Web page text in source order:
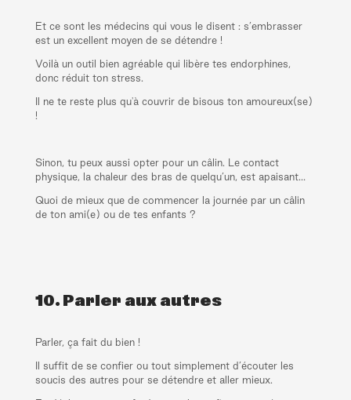
Et ce sont les médecins qui vous le disent : s’embrasser
est un excellent moyen de se détendre !
Voilà un outil bien agréable qui libère tes endorphines,
donc réduit ton stress.
Il ne te reste plus qu'à couvrir de bisous ton amoureux(se)
!
Sinon, tu peux aussi opter pour un câlin. Le contact
physique, la chaleur des bras de quelqu’un, est apaisant…
Quoi de mieux que de commencer la journée par un câlin
de ton ami(e) ou de tes enfants ?
10. Parler aux autres
Parler, ça fait du bien !
Il suffit de se confier ou tout simplement d’écouter les
soucis des autres pour se détendre et aller mieux.